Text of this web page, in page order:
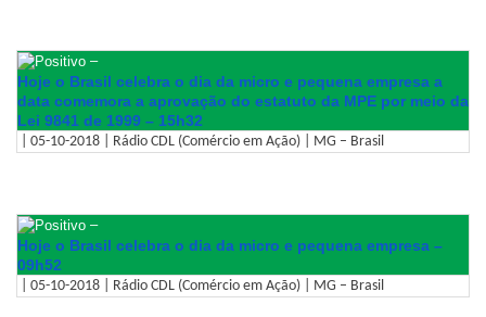
–
Hoje o Brasil celebra o dia da micro e pequena empresa a
data comemora a aprovação do estatuto da MPE por meio da
Lei 9841 de 1999 – 15h32
| 05-10-2018 | Rádio CDL (Comércio em Ação) | MG – Brasil
–
Hoje o Brasil celebra o dia da micro e pequena empresa –
09h52
| 05-10-2018 | Rádio CDL (Comércio em Ação) | MG – Brasil